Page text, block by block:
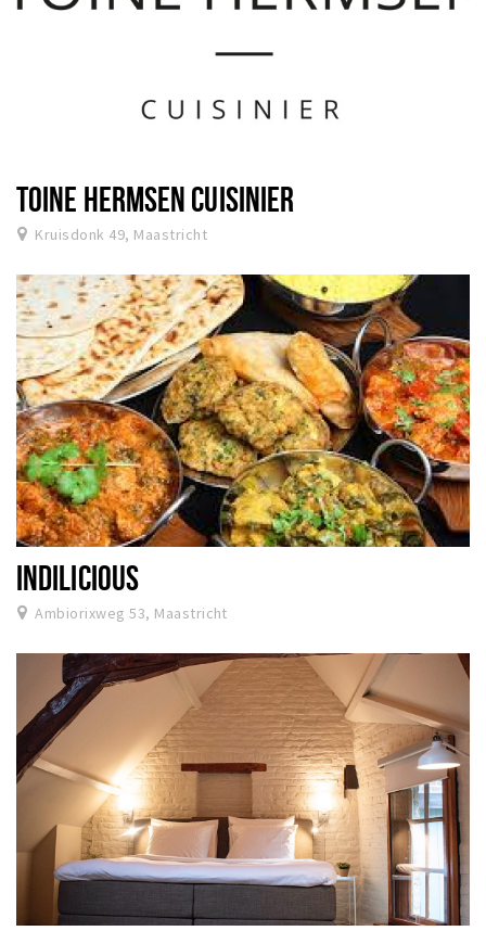
TOINE HERMSEN CUISINIER
Kruisdonk 49, Maastricht
INDILICIOUS
Ambiorixweg 53, Maastricht